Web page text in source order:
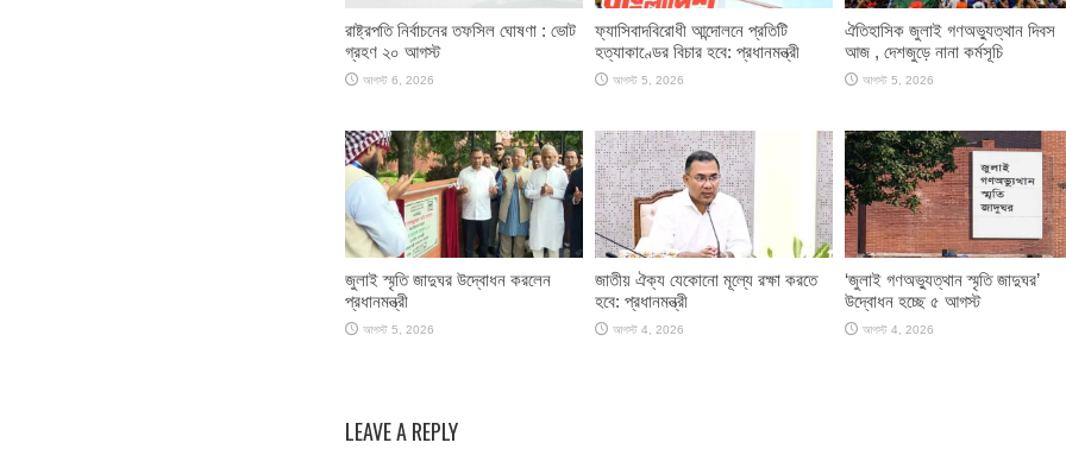
রাষ্ট্রপতি নির্বাচনের তফসিল ঘোষণা : ভোট
গ্রহণ ২০ আগস্ট
আগস্ট 6, 2026
ফ্যাসিবাদবিরোধী আন্দোলনে প্রতিটি
হত্যাকাণ্ডের বিচার হবে: প্রধানমন্ত্রী
আগস্ট 5, 2026
ঐতিহাসিক জুলাই গণঅভ্যুত্থান দিবস
আজ , দেশজুড়ে নানা কর্মসূচি
আগস্ট 5, 2026
জুলাই স্মৃতি জাদুঘর উদ্বোধন করলেন
প্রধানমন্ত্রী
আগস্ট 5, 2026
জাতীয় ঐক্য যেকোনো মূল্যে রক্ষা করতে
হবে: প্রধানমন্ত্রী
আগস্ট 4, 2026
‘জুলাই গণঅভ্যুত্থান স্মৃতি জাদুঘর’
উদ্বোধন হচ্ছে ৫ আগস্ট
আগস্ট 4, 2026
LEAVE A REPLY